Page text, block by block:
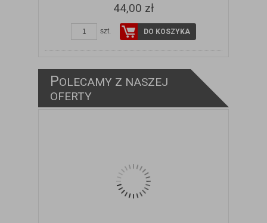
44,00 zł
szt. DO KOSZYKA
POLECAMY Z NASZEJ
OFERTY
ZOBACZ SZCZEGÓŁY